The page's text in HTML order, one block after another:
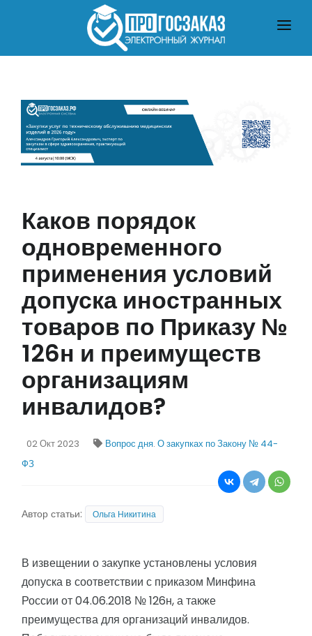
ГЛАВНАЯО ЗАКУПКАХ ПО ЗАКОНУ № 223-ФЗ
Каков порядок
одновременного
применения условий
допуска иностранных
товаров по Приказу №
126н и преимуществ
организациям
инвалидов?
02 Окт 2023 Вопрос дня. О закупках по Закону № 44-
ФЗ
Автор статьи: Ольга Никитина
В извещении о закупке установлены условия
допуска в соответствии с приказом Минфина
России от 04.06.2018 № 126н, а также
преимущества для организаций инвалидов.